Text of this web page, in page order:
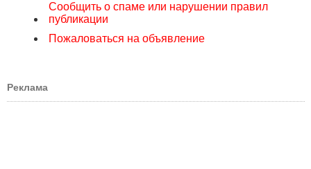
Сообщить о спаме или нарушении правил
публикации
Пожаловаться на объявление
Реклама